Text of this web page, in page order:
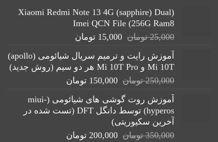
(Xiaomi Redmi Note 13 4G (sapphire) Dual
Imei QCN File (256G Ram8
25,000 تومان قیمت
25,000 تومان
بود.
15,000 تومان
15,000 تومان.
آموزش رایت و ترمیم سریال شیائومی (apollo)
Mi 10T و Mi 10T Pro هر دو سیم (روش جدید)
250,000 تومان قیمت
250,000 تومان
بود.
150,000 تومان
150,000 تومان.آموزش روت گوشی های شیائومی (miui-
hyperos) توسط دانگل DFT (تست شده در
آخرین سکیوریتی)
350,000 تومان قیمت
200,000 تومان